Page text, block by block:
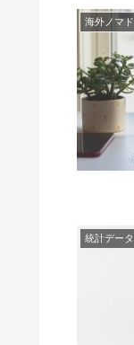
海外ノマド
統計データ